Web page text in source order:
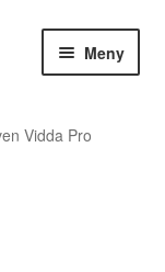
Meny
Vidda Pro